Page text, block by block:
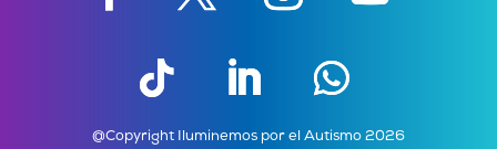
@Copyright Iluminemos por el Autismo 2026